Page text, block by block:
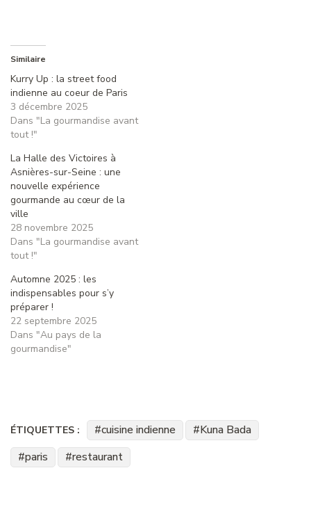
Similaire
Kurry Up : la street food
indienne au coeur de Paris
3 décembre 2025
Dans "La gourmandise avant
tout !"
La Halle des Victoires à
Asnières-sur-Seine : une
nouvelle expérience
gourmande au cœur de la
ville
28 novembre 2025
Dans "La gourmandise avant
tout !"
Automne 2025 : les
indispensables pour s’y
préparer !
22 septembre 2025
Dans "Au pays de la
gourmandise"
ÉTIQUETTES : cuisine indienne
Kuna Bada
paris
restaurant